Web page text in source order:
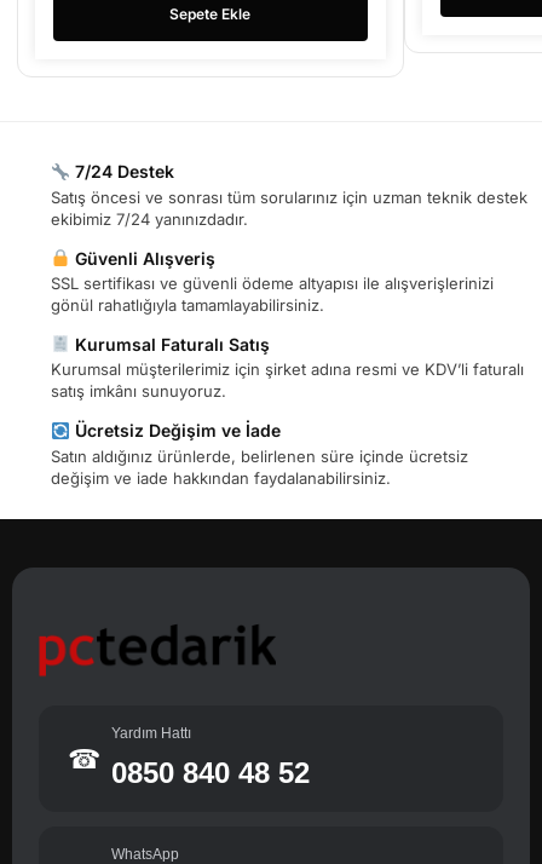
Sepete Ekle
7/24 Destek
Satış öncesi ve sonrası tüm sorularınız için uzman teknik destek
ekibimiz 7/24 yanınızdadır.
Güvenli Alışveriş
SSL sertifikası ve güvenli ödeme altyapısı ile alışverişlerinizi
gönül rahatlığıyla tamamlayabilirsiniz.
Kurumsal Faturalı Satış
Kurumsal müşterilerimiz için şirket adına resmi ve KDV’li faturalı
satış imkânı sunuyoruz.
Ücretsiz Değişim ve İade
Satın aldığınız ürünlerde, belirlenen süre içinde ücretsiz
değişim ve iade hakkından faydalanabilirsiniz.
☎
Yardım Hattı
0850 840 48 52
WhatsApp